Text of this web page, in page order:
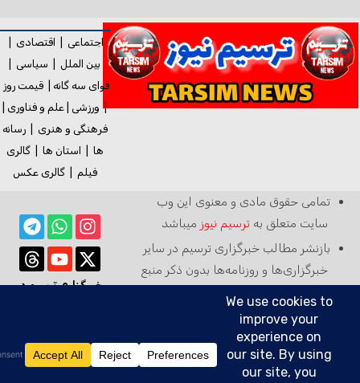
اجتماعی اقتصادی
بین الملل
سیاسی
قوای سه گانه |قیمت روز
| ورزشی علم و فناوری
فرهنگی و هنری
|رسانه
ها
استان ها |گالری
فیلم |گالری عکس
تمامی حقوق مادی و معنوی این وب
سایت متعلق به ترسیم نیوز میباشد
بازنشر مطالب خبرگزاری ترسیم در سایر
خبرگزاری‌ها و روزنامه‌ها بدون ذکر منبع
ترسیم خبر با ترسیم نیوز
خبرگزاری ترسیم در